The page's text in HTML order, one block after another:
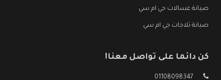
صيانة غسالات جي ام سي
صيانة ثلاجات جي ام سي
كن دائما على تواصل معنا!
01108098347